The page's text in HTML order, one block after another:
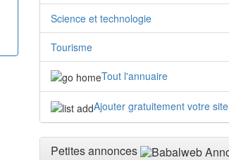
Science et technologie
Tourisme
Tout l'annuaire
Ajouter gratuitement votre site
Petites annonces